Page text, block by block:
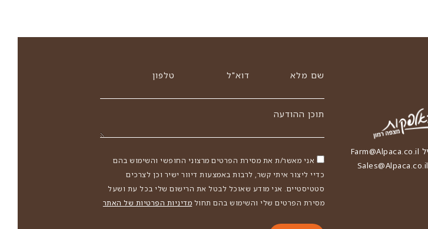
Farm@Alpaca.co.il
Sales@Alpaca.co.il
שם מלא דוא"ל טלפון
תוכן ההודעה
אני מאשר/ת את מסירת הפרטים מרצוני החופשי והשימוש בהם
כדיי ליצור איתי קשר, לרבות באמצעות דיוור ישיר וכן לצרכים
סטטיסטיים. אני מודע שאוכל לבטל את הרישום שלי בכל עת ושעל
מסירת הפרטים שלי והשימוש בהם תחול מדיניות הפרטיות של האתר